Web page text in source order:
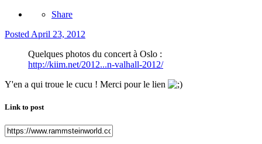
Share
Posted April 23, 2012
Quelques photos du concert à Oslo :
http://kiim.net/2012...n-valhall-2012/
Y'en a qui troue le cucu ! Merci pour le lien
Link to post